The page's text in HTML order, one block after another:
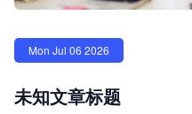
Mon Jul 06 2026
未知文章标题